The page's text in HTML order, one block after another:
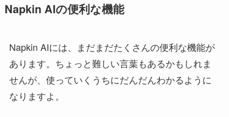
Napkin AIの便利な機能
Napkin AIには、まだまだたくさんの便利な機能が
あります。ちょっと難しい言葉もあるかもしれま
せんが、使っていくうちにだんだんわかるように
なりますよ。